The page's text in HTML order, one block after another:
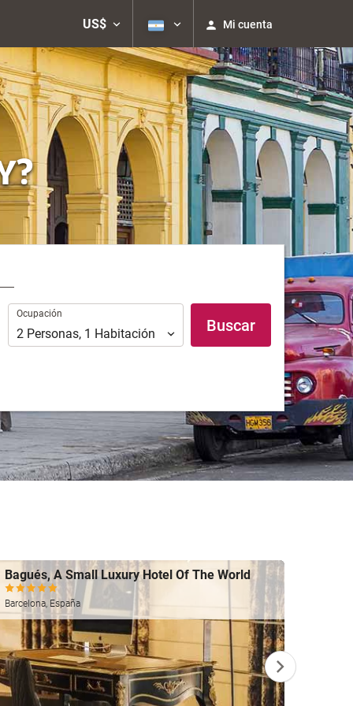
US$ Mi cuenta
Ocupación
Ocupación
2 Personas, 1 Habitación Buscar
Bagués, A Small Luxury Hotel Of The World
Barcelona, España